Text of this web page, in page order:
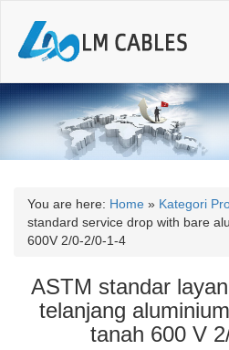
You are here: Home » Kategori
standard service drop with bare
600V 2/0-2/0-1-4
ASTM standar
telanjang
tanah 600 V